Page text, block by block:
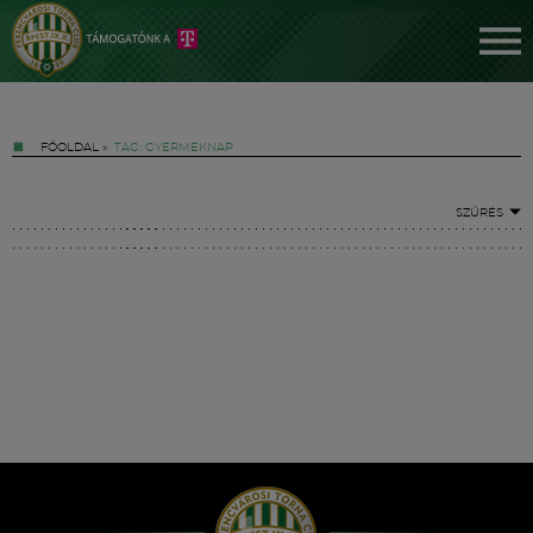
FŐOLDAL » TAG: GYERMEKNAP
SZŰRÉS
Hírek